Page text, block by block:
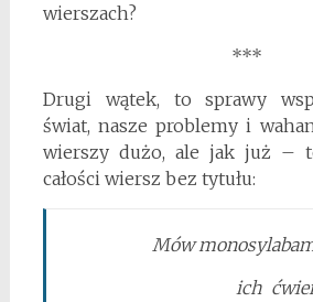
wierszach?
***
Drugi wątek, to sprawy
świat, nasze problemy i
wierszy dużo, ale jak już –
całości wiersz bez tytułu:
Mów monosylabami,
ich